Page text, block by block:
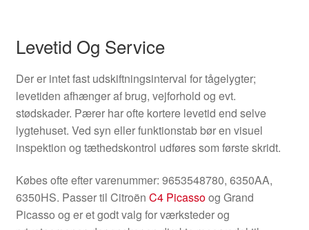
Levetid Og Service
Der er intet fast udskiftningsinterval for tågelygter;
levetiden afhænger af brug, vejforhold og evt.
stødskader. Pærer har ofte kortere levetid end selve
lygtehuset. Ved syn eller funktionstab bør en visuel
inspektion og tæthedskontrol udføres som første skridt.
Købes ofte efter varenummer: 9653548780, 6350AA,
6350HS. Passer til Citroën C4 Picassoog Grand
Picasso og er et godt valg for værksteder og